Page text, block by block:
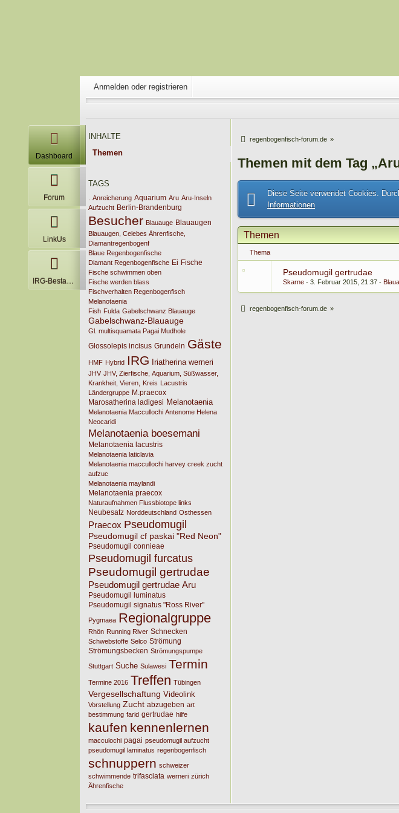
Anmelden oder registrieren
Dashboard
Forum
LinkUs
IRG-Bestandsliste
INHALTE
Themen
TAGS
Anreicherung Aquarium Aru Aru-Inseln
Aufzucht Berlin-Brandenburg
Besucher Blauauge Blauaugen
Blauaugen, Celebes Ährenfische,
Diamantregenbogenf
Blaue Regenbogenfische
Diamant Regenbogenfische Ei Fische
Fische schwimmen oben
Fische werden blass
Fischverhalten Regenbogenfisch
Melanotaenia
Fish Fulda Gabelschwanz Blauauge
Gabelschwanz-Blauauge
Gl. multisquamata Pagai Mudhole
Glossolepis incisus Grundeln Gäste
HMF Hybrid IRG Iriatherina werneri
JHV JHV, Zierfische, Aquarium, Süßwasser,
Krankheit, Vieren,
Kreis Lacustris
Ländergruppe M.praecox
Marosatherina ladigesi Melanotaenia
Melanotaenia Maccullochi Antenome Helena
Neocaridi
Melanotaenia boesemani
Melanotaenia lacustris
Melanotaenia laticlavia
Melanotaenia maccullochi harvey creek zucht
aufzuc
Melanotaenia maylandi
Melanotaenia praecox
Naturaufnahmen Flussbiotope links
Neubesatz Norddeutschland Osthessen
Praecox Pseudomugil
Pseudomugil cf paskai "Red Neon"
Pseudomugil connieae
Pseudomugil furcatus
Pseudomugil gertrudae
Pseudomugil gertrudae Aru
Pseudomugil luminatus
Pseudomugil signatus "Ross River"
Pygmaea Regionalgruppe
Rhön Running River Schnecken
Schwebstoffe Selco Strömung
Strömungsbecken Strömungspumpe
Stuttgart Suche Sulawesi Termin
Termine 2016 Treffen Tübingen
Vergesellschaftung Videolink
Vorstellung Zucht abzugeben art
bestimmung farid gertrudae hilfe
kaufen kennenlernen
macculochi pagai pseudomugil aufzucht
pseudomugil laminatus regenbogenfisch
schnuppern schweizer
schwimmende trifasciata werneri zürich
Ährenfische
regenbogenfisch-forum.de »
Themen mit dem Tag
Diese Seite verwendet Cookies.
Informationen
Themen
Thema
Pseudomugil gertrudae
Skarne 3. Februar 2015, 21:37
regenbogenfisch-forum.de »